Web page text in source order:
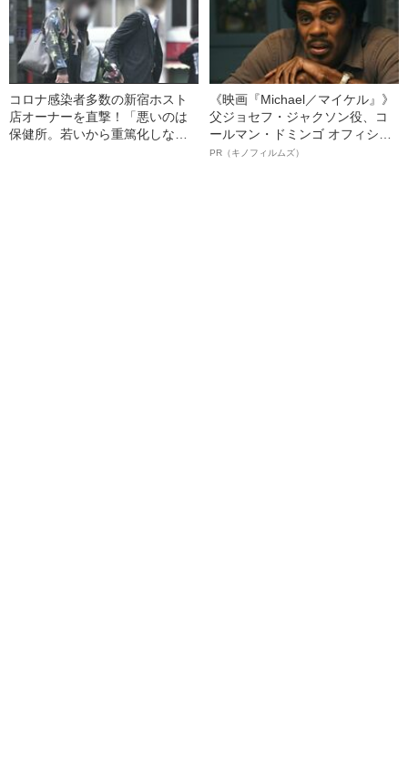
コロナ感染者多数の新宿ホスト
店オーナーを直撃！「悪いのは
保健所。若いから重篤化しな
《映画『Michael／マイケル』》
父ジョセフ・ジャクソン役、コ
ールマン・ドミンゴ オフィシャ
ルインタビュー“観客を魅了した
PR（キノフィルムズ）